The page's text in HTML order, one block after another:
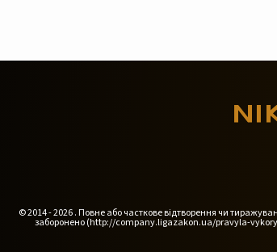
© 2014 - 2026 . Повне або часткове відтворення чи
заборонено (http://company.ligazakon.ua/pravyla-